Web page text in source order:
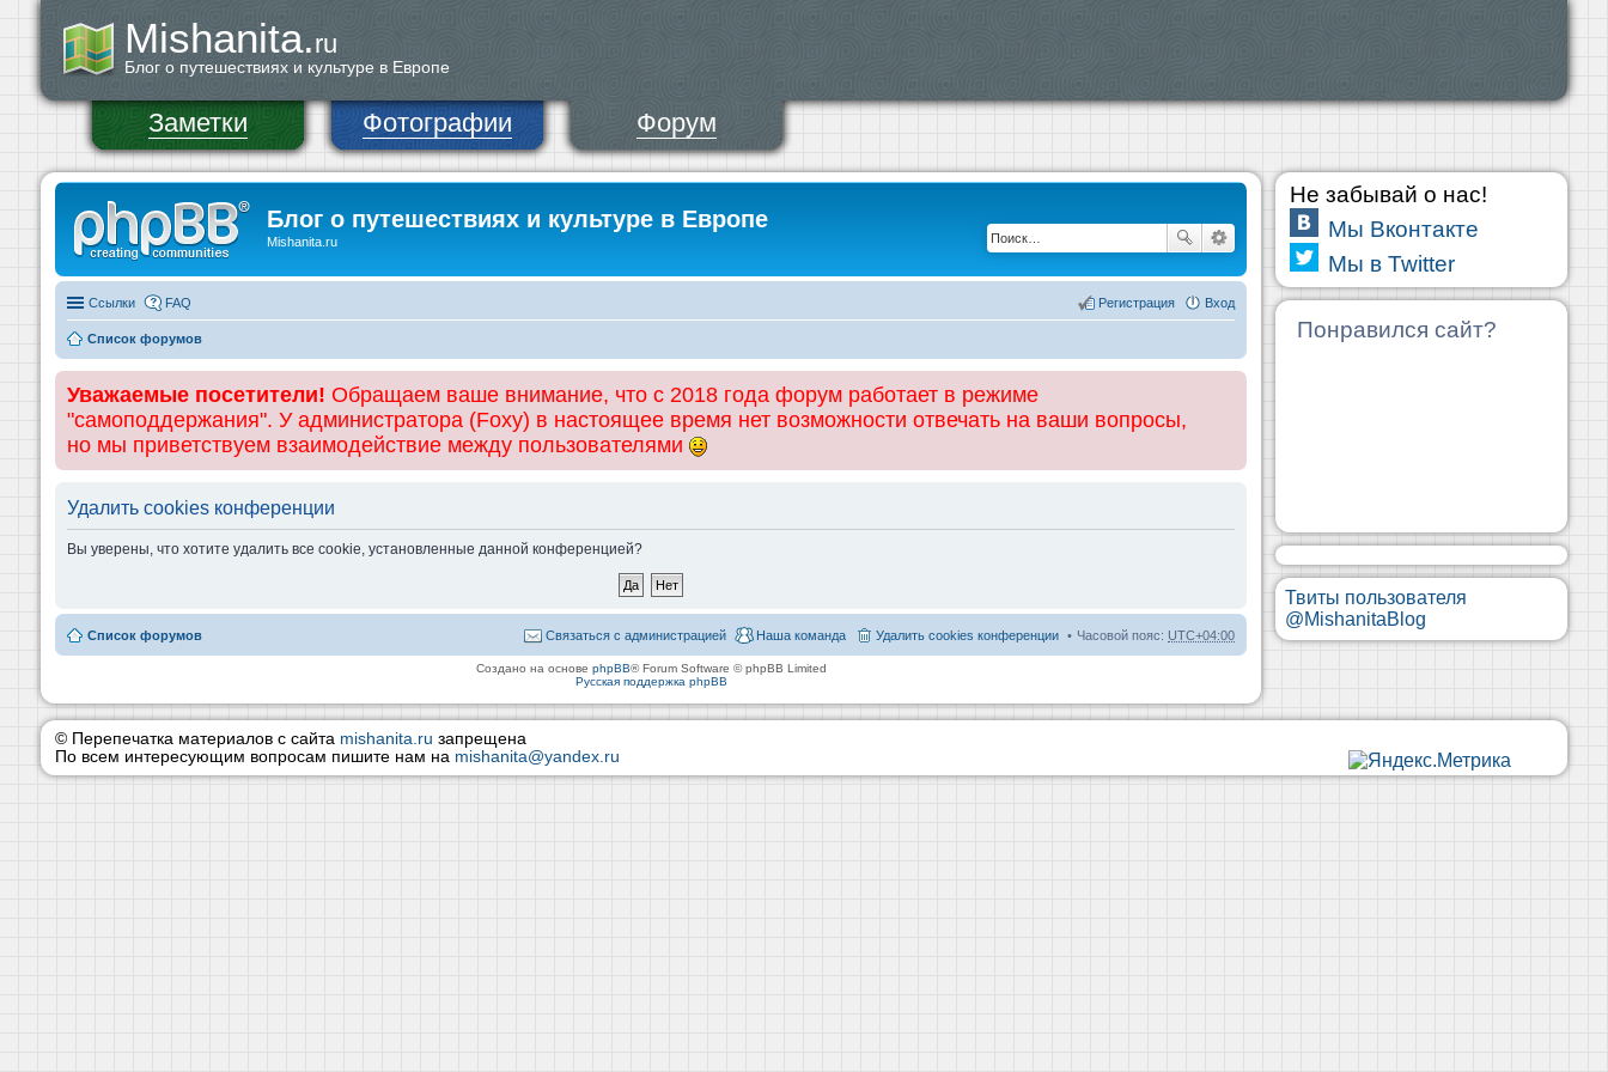
Mishanita.ru
Блог о путешествиях и культуре в Европе
Заметки Фотографии Форум
Блог о путешествиях и культуре в Европе
Mishanita.ru
Ссылки FAQ Вход
Регистрация
Список форумов
Уважаемые посетители! Обращаем ваше внимание, что с 2018 года форум работает в режиме
"самоподдержания". У администратора (Foxy) в настоящее время нет возможности отвечать на ваши вопросы,
но мы приветствуем взаимодействие между пользователями
Удалить cookies конференции
Вы уверены, что хотите удалить все cookie, установленные данной конференцией?
Список форумов Часовой пояс: UTC+04:00
Удалить cookies конференции
Наша команда
Связаться с администрацией
Создано на основе phpBB® Forum Software © phpBB Limited
Русская поддержка phpBB
Не забывай о нас!
Мы Вконтакте
Мы в Twitter
Понравился сайт?
Твиты пользователя
@MishanitaBlog
© Перепечатка материалов с сайта mishanita.ru запрещена
По всем интересующим вопросам пишите нам на mishanita@yandex.ru